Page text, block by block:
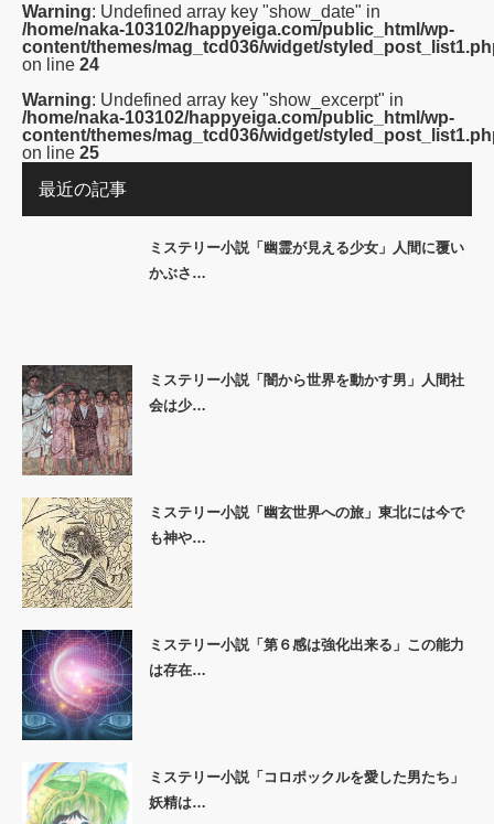
Warning: Undefined array key "show_date" in
/home/naka-103102/happyeiga.com/public_html/wp-
content/themes/mag_tcd036/widget/
on line 24
Warning: Undefined array key "show_excerpt" in
/home/naka-103102/happyeiga.com/public_html/wp-
content/themes/mag_tcd036/widget/
on line 25
最近の記事
ミステリー小説「幽霊が見える少女」人間に覆い
かぶさ…
ミステリー小説「闇から世界を動かす男」人間社
会は少…
ミステリー小説「幽玄世界への旅」東北には今で
も神や…
ミステリー小説「第６感は強化出来る」この能力
は存在…
ミステリー小説「コロポックルを愛した男たち」
妖精は…